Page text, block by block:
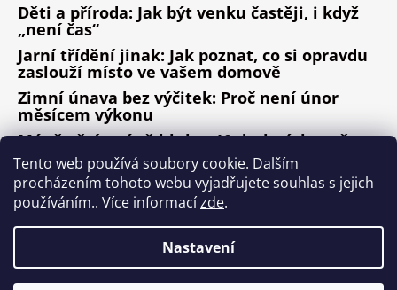
Tento web používá soubory cookie. Dalším
procházením tohoto webu vyjadřujete souhlas s jejich
používáním.. Více informacízde.
Nastavení
Děti a příroda: Jak být venku častěji, i když
„není čas“
Jarní třídění jinak: Jak poznat, co si opravdu
zaslouží místo ve vašem domově
Zimní únava bez výčitek: Proč není únor
měsícem výkonu
Méně věcí, méně hluku: 10 drobných změn,
které fungují
ARCHIV